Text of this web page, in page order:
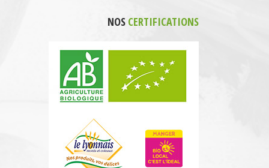
NOS CERTIFICATIONS